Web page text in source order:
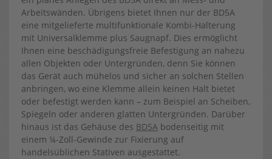
Arbeitswänden. Übrigens bietet Ihnen nur der BD5A
eine mitgelieferte multifunktionale Kombi-Halterung
mit Universalklemme plus Saugnapf. Dies ermöglicht
Ihnen eine beschädigungsfreie Befestigung an nahezu
allen Objekten oder Untergründen, denn Sie können
das Gerät auch mühelos und sicher an solchen Stellen
anbringen, wo eine Klemme allein keinen Halt bietet
oder befestigt werden kann – zum Beispiel an Scheiben,
Spiegeln oder anderen glatten Untergründen. Darüber
hinaus ist das Gehäuse des BD5A bodenseitig mit
einem ¼-Zoll-Gewinde zur Fixierung auf
handelsüblichen Stativen ausgestattet.